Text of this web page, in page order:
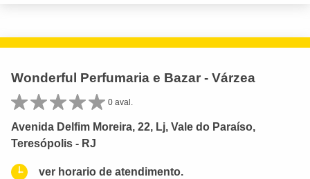
Wonderful Perfumaria e Bazar - Várzea
0 aval.
Avenida Delfim Moreira, 22, Lj, Vale do Paraíso,
Teresópolis - RJ
ver horario de atendimento.